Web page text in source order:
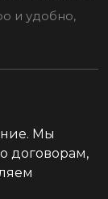
и удобно,
Мы
договорам,